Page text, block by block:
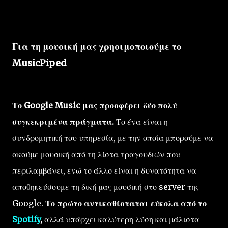
Για τη μουσική μας χρησιμοποιούμε το
MusicPiped
Το Google Music μας προσφέρει δύο πολύ
συγκεκριμένα πράγματα. Το ένα είναι η
συνδρομητική του υπηρεσία, με την οποία μπορούμε να
ακούμε μουσική από τη λίστα τραγουδιών που
περιλαμβάνει, ενώ το άλλο είναι η δυνατότητα να
αποθηκεύσουμε τη δική μας μουσική στο server της
Google. Το πρώτο αντικαθίσταται εύκολα από το
Spotify, αλλά υπάρχει καλύτερη λύση και μάλιστα